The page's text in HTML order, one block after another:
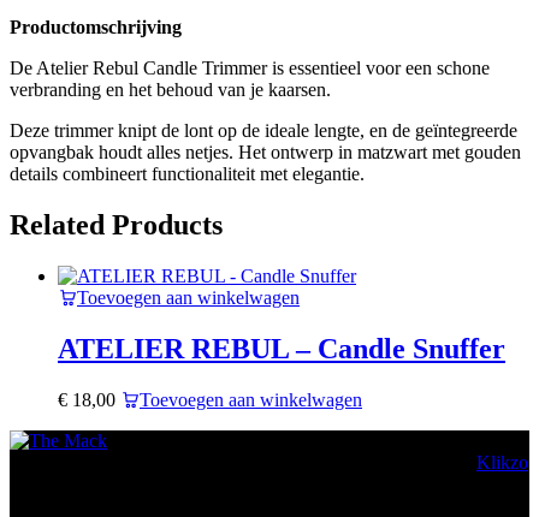
quantity
Productomschrijving
De Atelier Rebul Candle Trimmer is essentieel voor een schone
verbranding en het behoud van je kaarsen.
Deze trimmer knipt de lont op de ideale lengte, en de geïntegreerde
opvangbak houdt alles netjes. Het ontwerp in matzwart met gouden
details combineert functionaliteit met elegantie.
Related Products
Toevoegen aan winkelwagen
ATELIER REBUL – Candle Snuffer
€ 18,00 Toevoegen aan winkelwagen
Klikzo